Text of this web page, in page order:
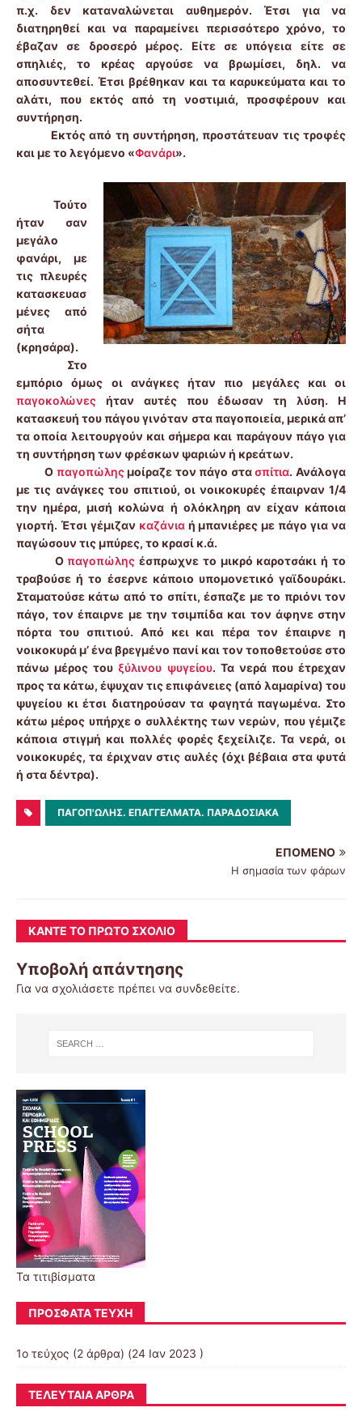
π.χ. δεν καταναλώνεται αυθημερόν. Έτσι για να
διατηρηθεί και να παραμείνει περισσότερο χρόνο, το
έβαζαν σε δροσερό μέρος. Είτε σε υπόγεια είτε σε
σπηλιές, το κρέας αργούσε να βρωμίσει, δηλ. να
αποσυντεθεί. Έτσι βρέθηκαν και τα καρυκεύματα και το
αλάτι, που εκτός από τη νοστιμιά, προσφέρουν και
συντήρηση.
Εκτός από τη συντήρηση, προστάτευαν τις τροφές
και με το λεγόμενο «Φανάρι».
Τούτο
ήταν σαν
μεγάλο
φανάρι, με
τις πλευρές
κατασκευασ
μένες από
σήτα
(κρησάρα).
Στο
εμπόριο όμως οι ανάγκες ήταν πιο μεγάλες και οι
παγοκολώνες ήταν αυτές που έδωσαν τη λύση. Η
κατασκευή του πάγου γινόταν στα παγοποιεία, μερικά απ’
τα οποία λειτουργούν και σήμερα και παράγουν πάγο για
τη συντήρηση των φρέσκων ψαριών ή κρεάτων.
Ο παγοπώλης μοίραζε τον πάγο στασπίτια. Ανάλογα
με τις ανάγκες του σπιτιού, οι νοικοκυρές έπαιρναν 1/4
την ημέρα, μισή κολώνα ή ολόκληρη αν είχαν κάποια
γιορτή. Έτσι γέμιζαν καζάνιαή μπανιέρες με πάγο για να
παγώσουν τις μπύρες, το κρασί κ.ά.
Οπαγοπώλης έσπρωχνε το μικρό καροτσάκι ή το
τραβούσε ή το έσερνε κάποιο υπομονετικό γαϊδουράκι.
Σταματούσε κάτω από το σπίτι, έσπαζε με το πριόνι τον
πάγο, τον έπαιρνε με την τσιμπίδα και τον άφηνε στην
πόρτα του σπιτιού. Από κει και πέρα τον έπαιρνε η
νοικοκυρά μ’ ένα βρεγμένο πανί και τον τοποθετούσε στο
πάνω μέρος τουξύλινου ψυγείου. Τα νερά που έτρεχαν
προς τα κάτω, έψυχαν τις επιφάνειες (από λαμαρίνα) του
ψυγείου κι έτσι διατηρούσαν τα φαγητά παγωμένα. Στο
κάτω μέρος υπήρχε ο συλλέκτης των νερών, που γέμιζε
κάποια στιγμή και πολλές φορές ξεχείλιζε. Τα νερά, οι
νοικοκυρές, τα έριχναν στις αυλές (όχι βέβαια στα φυτά
ή στα δέντρα).
ΠΑΓΟΠ'ΩΛΗΣ. ΕΠΑΓΓΈΛΜΑΤΑ. ΠΑΡΑΔΟΣΙΑΚΆ
ΕΠΌΜΕΝΟ
Η σημασία των φάρων
ΚΆΝΤΕ ΤΟ ΠΡΏΤΟ ΣΧΌΛΙΟ
Υποβολή απάντησης
Για να σχολιάσετε πρέπει να συνδεθείτε.
Τα τιτιβίσματα
ΠΡΌΣΦΑΤΑ ΤΕΎΧΗ
1ο τεύχος (2 άρθρα) (24 Ιαν 2023 )
ΤΕΛΕΥΤΑΊΑ ΆΡΘΡΑ